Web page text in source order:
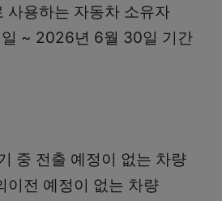
사용하는 자동차 소유자
~ 2026년 6월 30일 기간
중 전출 예정이 없는 차량
이전 예정이 없는 차량